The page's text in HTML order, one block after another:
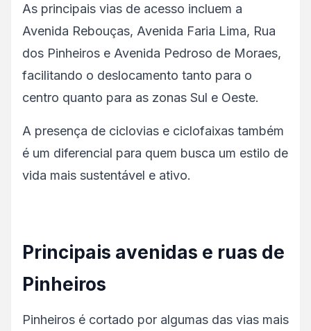
As principais vias de acesso incluem a
Avenida Rebouças, Avenida Faria Lima, Rua
dos Pinheiros e Avenida Pedroso de Moraes,
facilitando o deslocamento tanto para o
centro quanto para as zonas Sul e Oeste.
A presença de ciclovias e ciclofaixas também
é um diferencial para quem busca um estilo de
vida mais sustentável e ativo.
Principais avenidas e ruas de
Pinheiros
Pinheiros é cortado por algumas das vias mais